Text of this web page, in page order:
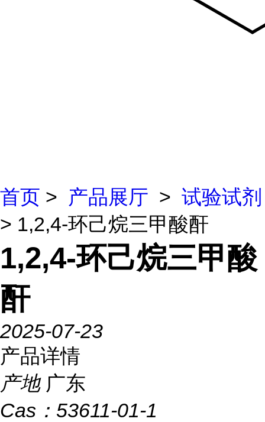
首页 > 产品展厅 > 试验试剂
> 1,2,4-环己烷三甲酸酐
1,2,4-环己烷三甲酸
酐
2025-07-23
产品详情
产地 广东
Cas： 53611-01-1